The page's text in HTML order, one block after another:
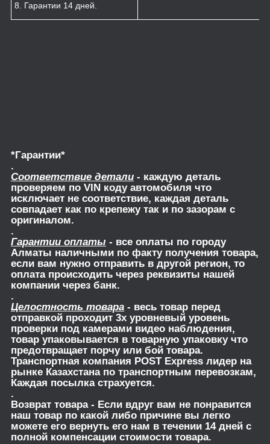
8. Гарантии 14 дней.
*Гарантии*
.
Соответствие детали - каждую деталь
проверяем по VIN коду автомобиля что
исключает не соответствие, каждая деталь
совпадает как по крепежу так и по зазорам с
оригиналом.
.
Гарантии оплаты - все оплаты по городу
Алматы наличными по факту получения товара,
если вам нужно отправить в другой регион, то
оплата происходить через реквизиты нашей
компании через банк.
.
Целостность товара - весь товар перед
отправкой проходит 3х уровневый уровень
проверки под камерами видео наблюдения,
товар упаковывается в товарную упаковку что
предотвращает порчу или бой товара.
Транспортная компания POST Express лидер на
рынке Казахстана по транспортным перевозкам,
Каждая посылка страхуется.
.
Возврат товара- Если вдруг вам не понравится
наш товар по какой либо причине вы легко
можете его вернуть его нам в течении 14 дней с
полной компенсации стоимости товара.